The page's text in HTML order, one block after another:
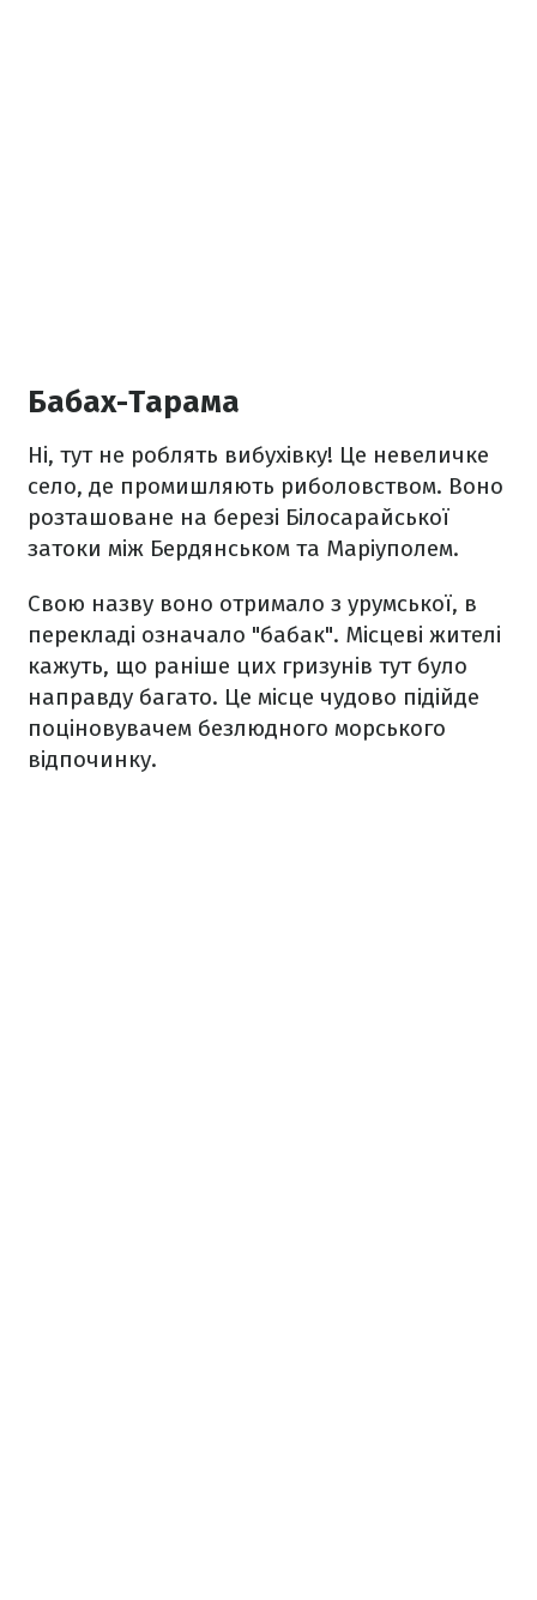
Бабах-Тарама
Ні, тут не роблять вибухівку! Це невеличке
село, де промишляють риболовством. Воно
розташоване на березі Білосарайської
затоки між Бердянськом та Маріуполем.
Свою назву воно отримало з урумської, в
перекладі означало "бабак". Місцеві жителі
кажуть, що раніше цих гризунів тут було
направду багато. Це місце чудово підійде
поціновувачем безлюдного морського
відпочинку.